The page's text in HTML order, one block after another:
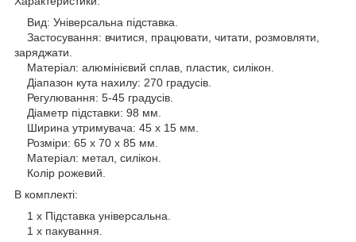
Вид: Універсальна підставка.
Застосування: вчитися, працювати, читати, розмовляти,
заряджати.
Матеріал: алюмінієвий сплав, пластик, силікон.
Діапазон кута нахилу: 270 градусів.
Регулювання: 5-45 градусів.
Діаметр підставки: 98 мм.
Ширина утримувача: 45 х 15 мм.
Розміри: 65 х 70 х 85 мм.
Матеріал: метал, силікон.
Колір рожевий.
В комплекті:
1 х Підставка універсальна.
1 х пакування.